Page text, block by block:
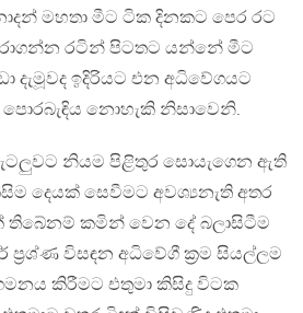
මහතා මීට ටික දිනකට පෙර රට
රටින් පිටතට යන්නේ මීට
දැමූවද ඉදිරියට එන අධිවේගයට
නොහැකි නිසාවෙනි.
නියම පිළිතුර සොයැගෙන ඇති
දෙයක් සෙවීමට අවශ්‍යනැති අතර
කමින් වෙන දේ බලාසිටීම
ප්‍රශ්ණ විසඳන අධිවේගී ක්‍රම සියල්ලම
කිරීමට එතුමා කිසිදු විටක